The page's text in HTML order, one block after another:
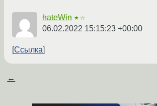
hateWin ★☆
06.02.2022 15:15:23 +00:00
Ссылка
←